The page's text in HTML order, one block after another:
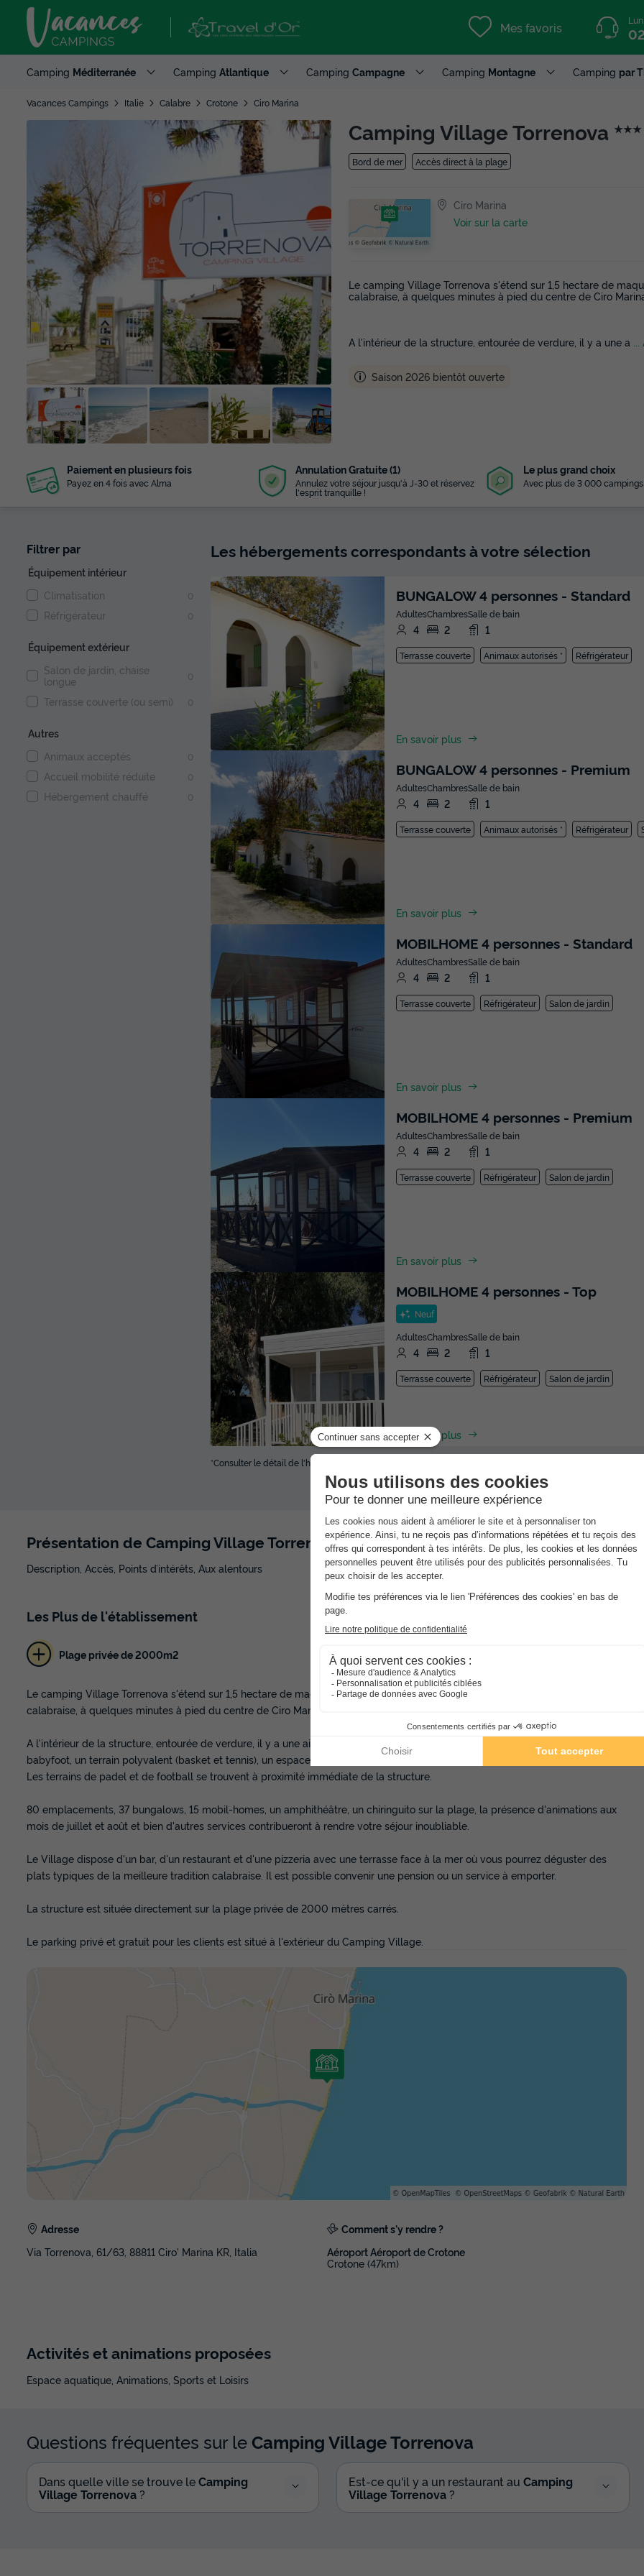
Mes favoris
Camping Méditerranée Camping Atlantique Camping Campagne Camping Montagne Camping par
Vacances Campings Italie Calabre Crotone Ciro Marina
+ 14
photos
Camping Village Torrenova ★★★
Bord de mer Accès direct à la plage
Ciro Marina
Voir sur la carte
Le camping Village Torrenova s'étend sur 1,5 hectare de
calabraise, à quelques minutes à pied du centre de Ciro
A l'intérieur de la structure, entourée de verdure, il y a une a
Saison 2026 bientôt ouverte
Paiement en plusieurs fois
Payez en 4 fois avec Alma
Annulation Gratuite (1)
Annulez votre séjour jusqu'à J-30 et réservez
l'esprit tranquille !
Le plus grand choix
Avec plus de 3 000
Filtrer par
Équipement intérieur
Climatisation
0
Réfrigérateur 0
Équipement extérieur
Salon de jardin, chaise
longue
0
Terrasse couverte (ou semi) 0
Autres
Animaux acceptés
0
Accueil mobilité réduite 0
Hébergement chauffé 0
Les hébergements correspondants à votre sélection
BUNGALOW 4 personnes - Standard
Adultes
4
Chambres
2
Salle de bain
1
Terrasse couverte Animaux autorisés * Réfrigérateur
En savoir plus
BUNGALOW 4 personnes - Premium
Adultes
4
Chambres
2
Salle de bain
1
Terrasse couverte Animaux autorisés * Réfrigérateur
En savoir plus
MOBILHOME 4 personnes - Standard
Adultes
4
Chambres
2
Salle de bain
1
Terrasse couverte Réfrigérateur Salon de jardin
En savoir plus
MOBILHOME 4 personnes - Premium
Adultes
4
Chambres
2
Salle de bain
1
Terrasse couverte Réfrigérateur Salon de jardin
En savoir plus
MOBILHOME 4 personnes - Top
Neuf
Adultes
4
Chambres
2
Salle de bain
1
Terrasse couverte Réfrigérateur Salon de jardin
En savoir plus
*Consulter le détail de l'hébergement pour connaitre les conditions spécifiques
Présentation de Camping Village Torrenova
Description, Accès, Points d’intérêts, Aux alentours
Les Plusde l'établissement
Plage privée de 2000m2
Le camping Village Torrenova s'étend sur 1,5 hectare de maquis méditerranéen et de plage de sable blanc, sur la côte
calabraise, à quelques minutes à pied du centre de Ciro Marina.
A l'intérieur de la structure, entourée de verdure, il y a une aire de jeux pour les plus petits ; une table de Ping Pong, un
babyfoot, un terrain polyvalent (basket et tennis), un espace laverie.
Les terrains de padel et de football se trouvent à proximité immédiate de la structure.
80 emplacements, 37 bungalows, 15 mobil-homes, un amphithéâtre, un chiringuito sur la plage, la présence d'animations aux
mois de juillet et août et bien d'autres services contribueront à rendre votre séjour inoubliable.
Le Village dispose d'un bar, d'un restaurant et d'une pizzeria avec une terrasse face à la mer où vous pourrez déguster des
plats typiques de la meilleure tradition calabraise. Il est possible convenir une pension ou un service à emporter.
La structure est située directement sur la plage privée de 2000 mètres carrés.
Le parking privé et gratuit pour les clients est situé à l'extérieur du Camping Village.
Adresse
Via Torrenova, 61/63, 88811 Ciro' Marina KR, Italia
Comment s'y rendre ?
Aéroport Aéroport de Crotone
Crotone (47km)
Activités et animations proposées
Espace aquatique, Animations, Sports et Loisirs
Questions fréquentes sur le Camping Village Torrenova
Dans quelle ville se trouve leCamping
Village Torrenova ?
Est-ce qu'il y a un restaurant auCamping
Village Torrenova ?